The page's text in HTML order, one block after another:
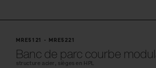
MRE5121 - MRE5221
Banc de parc courbe
structure acier, sièges en HPL